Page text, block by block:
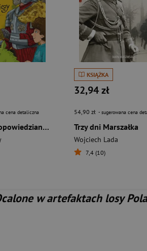
cena detaliczna
Dzieje Polski opowiedziane dla młodzieży wyd. 2026
KSIĄŻKA
32,94 zł
54,90 zł - sugerowana cena
Trzy dni Marszałka
Wojciech Lada
7,4 (10)
w artefaktach losy